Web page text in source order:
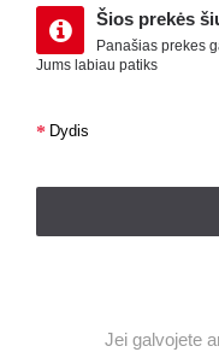
Šios prekės
Panašias prekes
Jums labiau patiks
Dydis
Jei galvojete